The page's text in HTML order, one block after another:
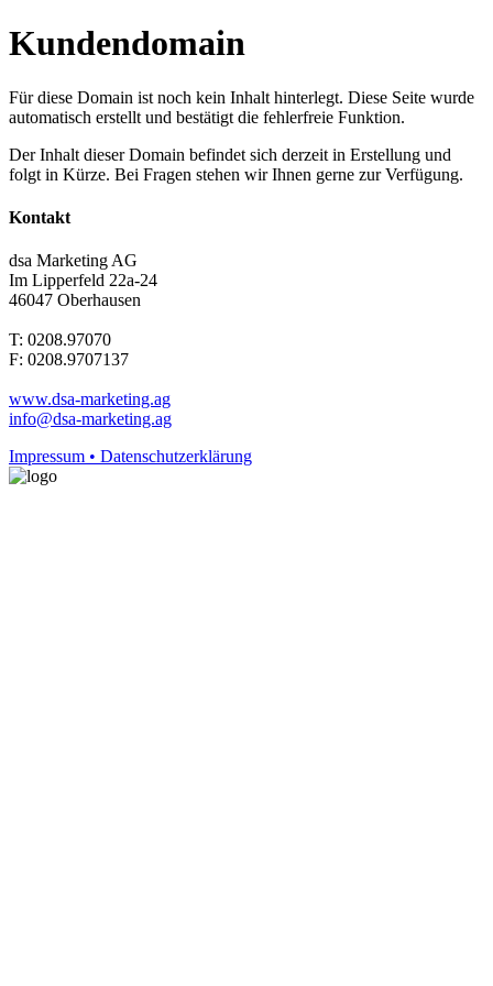
Kundendomain
Für diese Domain ist noch kein Inhalt hinterlegt. Diese Seite wurde
automatisch erstellt und bestätigt die fehlerfreie Funktion.
Der Inhalt dieser Domain befindet sich derzeit in Erstellung und
folgt in Kürze. Bei Fragen stehen wir Ihnen gerne zur Verfügung.
Kontakt
dsa Marketing AG
Im Lipperfeld 22a-24
46047 Oberhausen
T: 0208.97070
F: 0208.9707137
www.dsa-marketing.ag
info@dsa-marketing.ag
Impressum • Datenschutzerklärung